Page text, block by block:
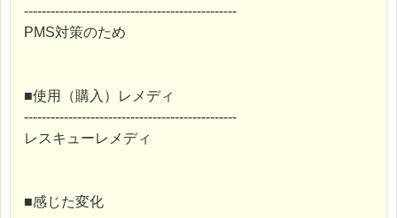
------------------------------------------------
PMS対策のため
■使用（購入）レメディ
------------------------------------------------
レスキューレメディ
■感じた変化